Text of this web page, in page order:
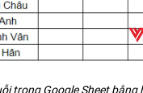
trong Google Sheet bằng